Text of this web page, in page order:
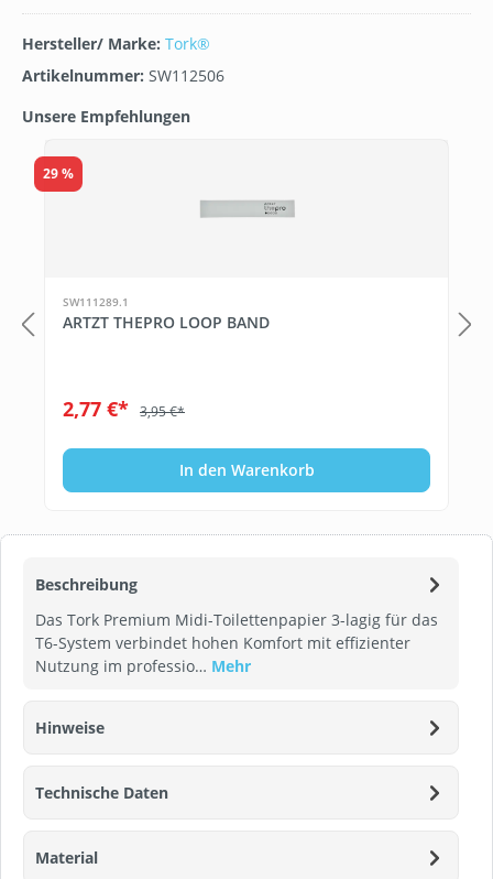
Beschreibung
Das Tork Premium Midi-Toilettenpapier 3-lagig für das
T6-System verbindet hohen Komfort mit effizienter
Nutzung im professio… Mehr
Hinweise
Technische Daten
Material
Hersteller/ Marke: Tork®
Artikelnummer: SW112506
Unsere Empfehlungen
29 %
SW111289.1
ARTZT THEPRO LOOP BAND
2,77 €* 3,95 €*
In den Warenkorb